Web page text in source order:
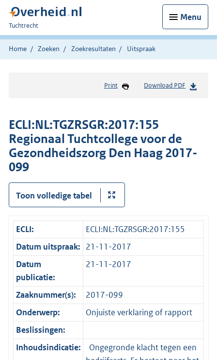
Menu
U
bent
hier:
Tuchtrecht
Home Zoeken Zoekresultaten Uitspraak
Print Download PDF
ECLI:NL:TGZRSGR:2017:155
Regionaal Tuchtcollege voor de
Gezondheidszorg Den Haag 2017-
099
Toon volledige tabel
ECLI:
ECLI:NL:TGZRSGR:2017:155
Datum uitspraak: 21-11-2017
Datum
publicatie:
21-11-2017
Zaaknummer(s):
2017-099
Onderwerp:
Onjuiste verklaring of rapport
Beslissingen:
Inhoudsindicatie:
Ongegronde klacht tegen een